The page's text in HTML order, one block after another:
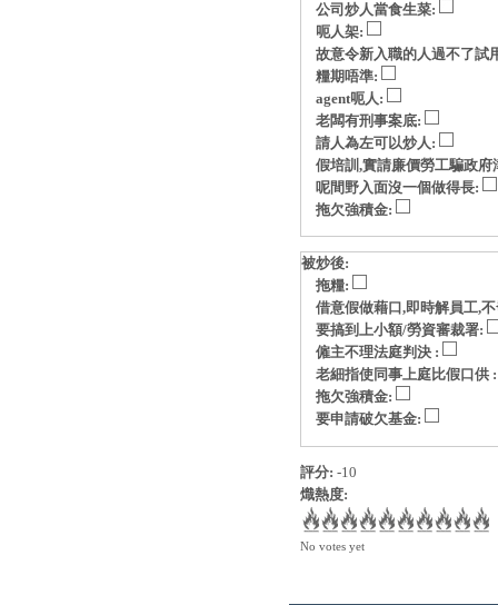
公司炒人當食生菜:
呃人架:
故意令新入職的人過不了試
糧期唔準:
agent呃人:
老闆有刑事案底:
請人為左可以炒人:
假培訓,實請廉價勞工騙政
呢間野入面沒一個做得長:
拖欠強積金:
被炒後:
拖糧:
借意假做藉口,即時解員工,
要搞到上小額/勞資審裁署:
僱主不理法庭判決 :
老細指使同事上庭比假口供
拖欠強積金:
要申請破欠基金:
評分: -10
熾熱度:
No votes yet